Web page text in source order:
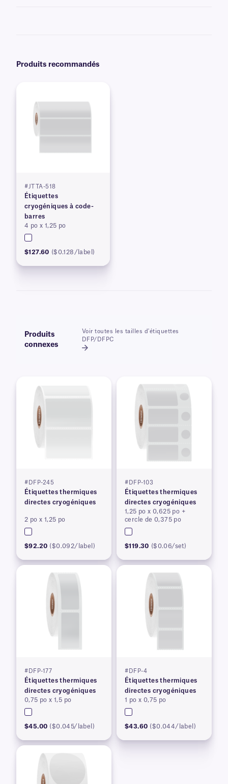
Produits recommandés
#JTTA-518
Étiquettes
cryogéniques à code-
barres
4 po x 1,25 po
$127.60 ($0.128/label)
Produits
connexes
Voir toutes les tailles d'étiquettes
DFP/DFPC
#DFP-245
Étiquettes thermiques
directes cryogéniques
2 po x 1,25 po
$92.20 ($0.092/label)
#DFP-103
Étiquettes thermiques
directes cryogéniques
1,25 po x 0,625 po +
cercle de 0,375 po
$119.30 ($0.06/set)
#DFP-177
Étiquettes thermiques
directes cryogéniques
0,75 po x 1,5 po
$45.00 ($0.045/label)
#DFP-4
Étiquettes thermiques
directes cryogéniques
1 po x 0,75 po
$43.60 ($0.044/label)